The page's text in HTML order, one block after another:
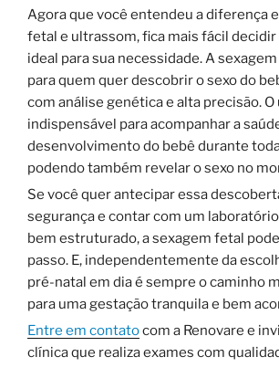
Agora que você entendeu a diferença
fetal e ultrassom, fica mais fácil decidir
ideal para sua necessidade. A
para quem quer descobrir o sexo do
com análise genética e alta precisão.
indispensável para acompanhar a
desenvolvimento do bebê durante
podendo também revelar o sexo no
Se você quer antecipar essa
segurança e contar com um
bem estruturado, a sexagem fetal
passo. E, independentemente da
pré-natal em dia é sempre o caminho
para uma gestação tranquila e bem
Entre em contatocom a Renovare e
clínica que realiza exames com